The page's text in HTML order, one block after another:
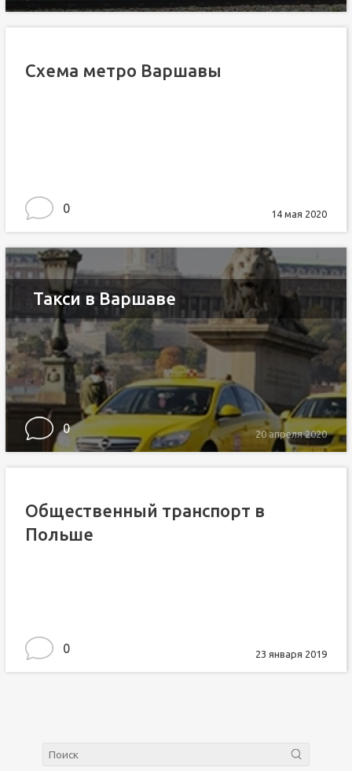
Схема метро Варшавы
0 14 мая 2020
Такси в Варшаве
0 20 апреля 2020
Общественный транспорт в
Польше
0 23 января 2019